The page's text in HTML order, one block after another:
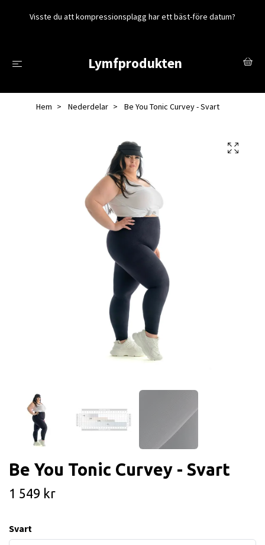
Visste du att kompressionsplagg har ett bäst-före datum?
Lymfprodukten
Hem Nederdelar Be You Tonic Curvey - Svart
Be You Tonic Curvey - Svart
1 549 kr
Svart